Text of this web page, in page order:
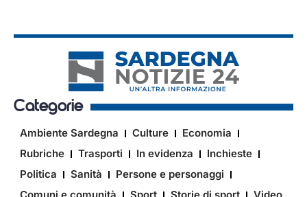
Categorie
Ambiente Sardegna Culture
Economia
Rubriche
Trasporti In evidenza
Inchieste
Politica
Sanità
Persone e personaggi